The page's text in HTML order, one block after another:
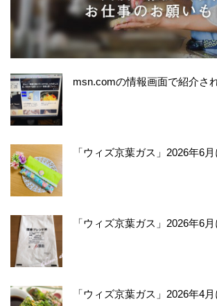
msn.comの情報画面で紹介さ
「ウィズ京葉ガス」2026年6
「ウィズ京葉ガス」2026年6
「ウィズ京葉ガス」2026年4